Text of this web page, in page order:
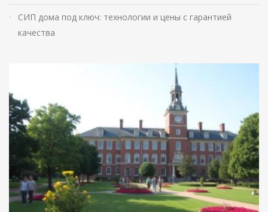
СИП дома под ключ: технологии и цены с гарантией
качества